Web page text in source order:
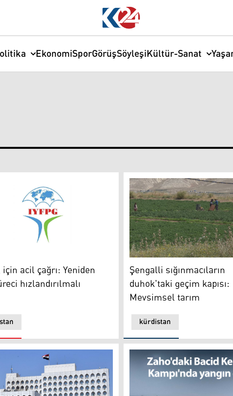
EkonomiSporGörüşSöyleşiKültür-Sanat
acil çağrı: Yeniden inşa süreci hızlandırılmalı
acil çağrı: Yeniden
hızlandırılmalı
Şengalli sığınmacıların
kürdistan
Şengalli sığınmacıların
duhok'taki geçim kapısı:
Mevsimsel tarım